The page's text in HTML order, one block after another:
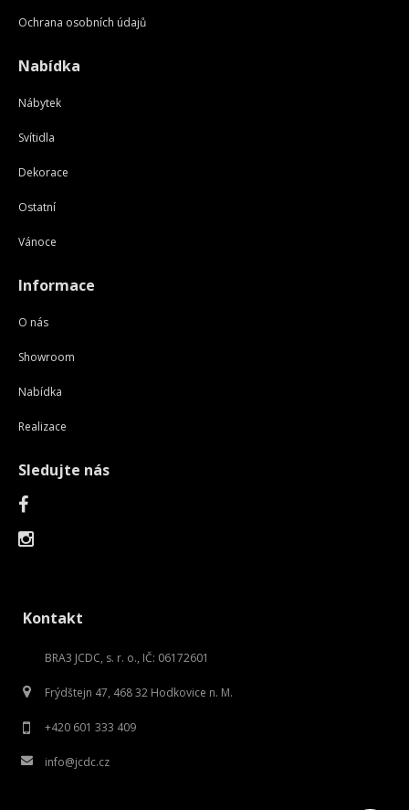
Ochrana osobních údajů
Nabídka
Nábytek
Svítidla
Dekorace
Ostatní
Vánoce
Informace
O nás
Showroom
Nabídka
Realizace
Sledujte nás
Kontakt
BRA3 JCDC, s. r. o., IČ: 06172601
Frýdštejn 47, 468 32 Hodkovice n. M.
+420 601 333 409
info@jcdc.cz